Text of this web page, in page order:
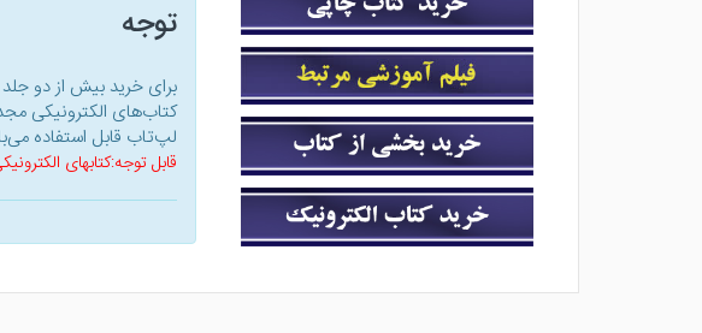
توجه
برای خرید بیش از دو
کتاب‌های الکترونیکی
لپ‌تاب قابل استفاده
قابل توجه:کتابهای